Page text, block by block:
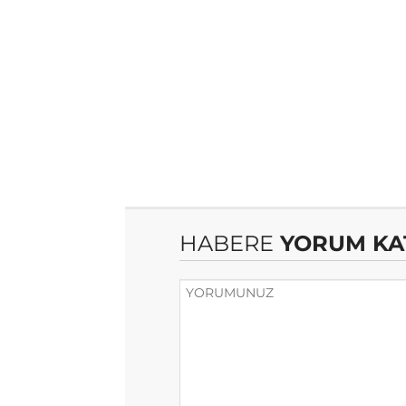
HABERE YORUM